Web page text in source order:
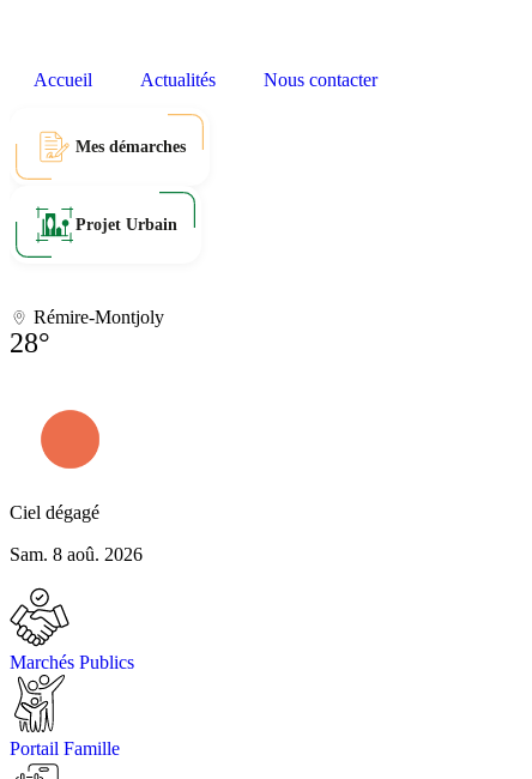
Accueil Actualités Nous contacter
Mes démarches
Projet Urbain
Rémire-Montjoly
28°
Ciel dégagé
Sam. 8 aoû. 2026
Marchés Publics
Portail Famille